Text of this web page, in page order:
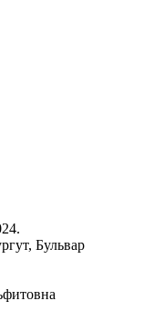
, Бульвар